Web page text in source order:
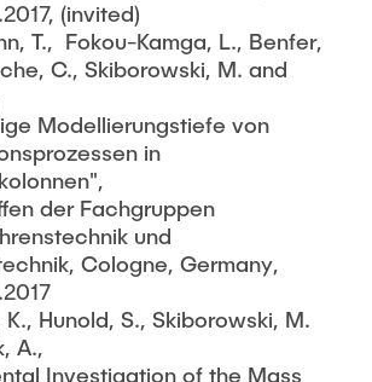
(invited)
T., Fokou-Kamga, L., Benfer,
C., Skiborowski, M. and
Modellierungstiefe von
in
der Fachgruppen
und
Cologne, Germany,
K., Hunold, S., Skiborowski, M.
A.,
Investigation of the Mass